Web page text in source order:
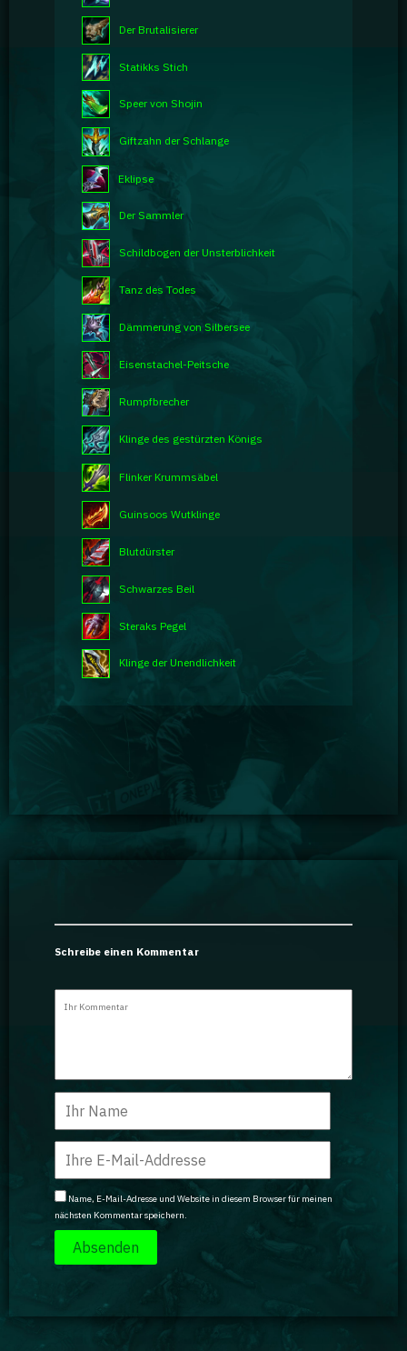
Der Brutalisierer
Statikks Stich
Speer von Shojin
Giftzahn der Schlange
Eklipse
Der Sammler
Schildbogen der Unsterblichkeit
Tanz des Todes
Dämmerung von Silbersee
Eisenstachel-Peitsche
Rumpfbrecher
Klinge des gestürzten Königs
Flinker Krummsäbel
Guinsoos Wutklinge
Blutdürster
Schwarzes Beil
Steraks Pegel
Klinge der Unendlichkeit
Schreibe einen Kommentar
Name, E-Mail-Adresse und Website in diesem Browser für meinen
nächsten Kommentar speichern.